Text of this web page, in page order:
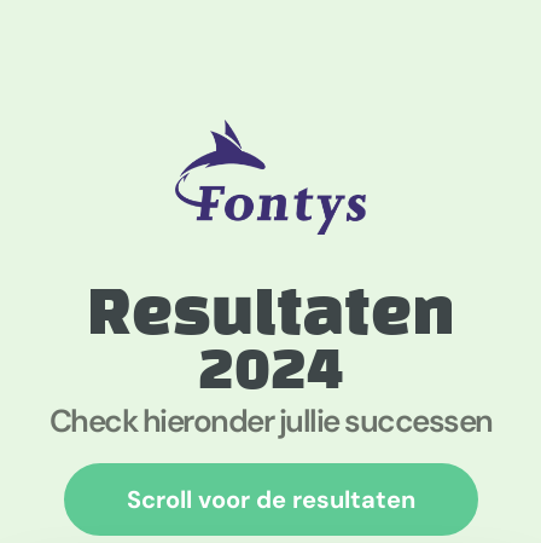
Resultaten
2024
Check hieronder jullie successen
Scroll voor de resultaten